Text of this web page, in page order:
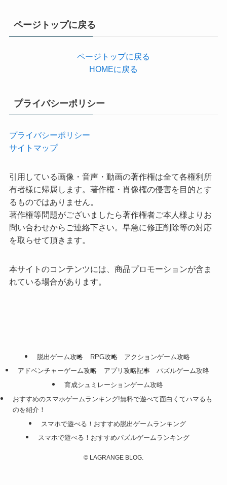
ページトップに戻る
ページトップに戻る
HOMEに戻る
プライバシーポリシー
プライバシーポリシー
サイトマップ
引用している画像・音声・動画の著作権は全て各権利所
有者様に帰属します。著作権・肖像権の侵害を目的とす
るものではありません。
著作権等問題がございましたら著作権者ご本人様よりお
問い合わせからご連絡下さい。早急に修正削除等の対応
を取らせて頂きます。
本サイトのコンテンツには、商品プロモーションが含ま
れている場合があります。
脱出ゲーム攻略 RPG攻略
アクションゲーム攻略
アドベンチャーゲーム攻略
アプリ攻略記事
パズルゲーム攻略
育成シュミレーションゲーム攻略
おすすめのスマホゲームランキング!無料で遊べて面白くてハマるも
のを紹介！
スマホで遊べる！おすすめ脱出ゲームランキング
スマホで遊べる！おすすめパズルゲームランキング
© LAGRANGE BLOG.